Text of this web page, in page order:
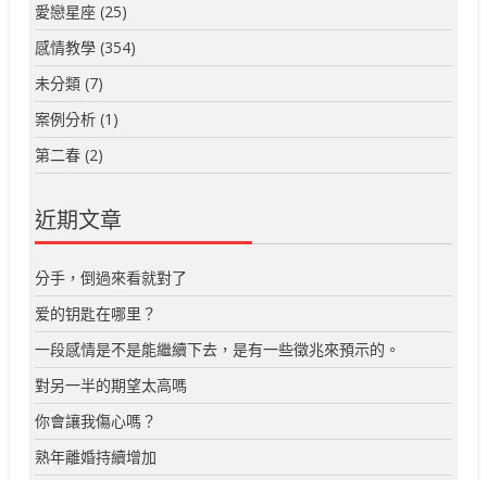
愛戀星座 (25)
感情教學 (354)
未分類 (7)
案例分析 (1)
第二春 (2)
近期文章
分手，倒過來看就對了
爱的钥匙在哪里？
一段感情是不是能繼續下去，是有一些徵兆來預示的。
對另一半的期望太高嗎
你會讓我傷心嗎？
熟年離婚持續增加